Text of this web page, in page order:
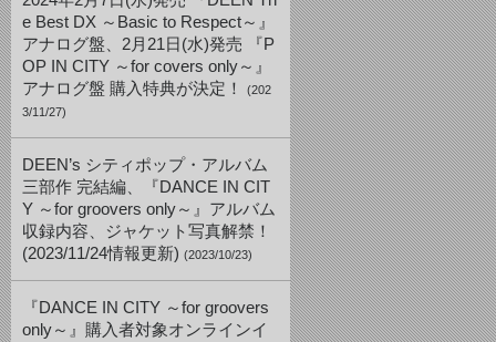
e Best DX ～Basic to Respect～』
アナログ盤、2月21日(水)発売 『P
OP IN CITY ～for covers only～』
アナログ盤 購入特典が決定！
(202
3/11/27)
DEEN’s シティポップ・アルバム
三部作 完結編、『DANCE IN CIT
Y ～for groovers only～』アルバム
収録内容、ジャケット写真解禁！
(2023/11/24情報更新) (2023/10/23)
『DANCE IN CITY ～for groovers
only～』購入者対象オンラインイ